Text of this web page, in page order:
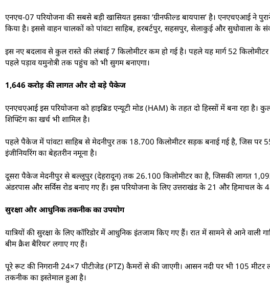
एनएच-07 परियोजना की सबसे बड़ी खासियत इसका ‘ग्रीनफील्ड बायपास’ है। एनएचएआई ने
किया है। इससे वाहन चालकों को पांवटा साहिब, हरबर्टपुर, सहसपुर, सेलाकुई और सुधोवाला के
इस नए बदलाव से कुल रास्ते की लंबाई 7 किलोमीटर कम हो गई है। पहले यह मार्ग 52
पहले पड़ाव यमुनोत्री तक पहुंच को भी सुगम बनाएगा।
1,646 करोड़ की लागत और दो बड़े पैकेज
एनएचएआई इस परियोजना को हाइब्रिड एन्यूटी मोड (HAM) के तहत दो हिस्सों में बना रहा
शिफ्टिंग का खर्च भी शामिल है।
पहले पैकेज में पांवटा साहिब से मेदनीपुर तक 18.700 किलोमीटर सड़क बनाई गई है, जिस पर
इंजीनियरिंग का बेहतरीन नमूना है।
दूसरा पैकेज मेदनीपुर से बल्लूपुर (देहरादून) तक 26.100 किलोमीटर का है, जिसकी लागत
अंडरपास और सर्विस रोड बनाए गए हैं। इस परियोजना के लिए उत्तराखंड के 21 और हिमाचल के 4
सुरक्षा और आधुनिक तकनीक का उपयोग
यात्रियों की सुरक्षा के लिए कॉरिडोर में आधुनिक इंतजाम किए गए हैं। रात में सामने से आने वाली
बीम क्रैश बैरियर’ लगाए गए हैं।
पूरे रूट की निगरानी 24×7 पीटीजेड (PTZ) कैमरों से की जाएगी। आसन नदी पर भी 105
तकनीक का इस्तेमाल हुआ है।